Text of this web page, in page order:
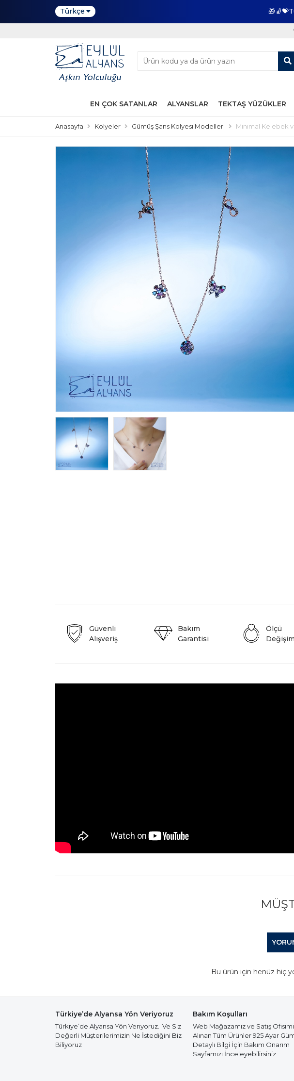
Türkçe
EN ÇOK SATANLAR ALYANSLAR TEKTAŞ YÜZÜKLER
Anasayfa Kolyeler Gümüş Şans Kolyesi Modelleri Minimal Kelebek
Güvenli
Alışveriş
Bakım
Garantisi
Ölçü
Bu ürün için henüz hiç
Türkiye’de Alyansa Yön Veriyoruz
Türkiye’de Alyansa Yön Veriyoruz. Ve Siz
Değerli Müşterilerimizin Ne İstediğini Biz
Biliyoruz
Bakım Koşulları
Web Mağazamız ve Satış
Alınan Tüm Ürünler 925 Ayar
Detaylı Bilgi İçin Bakım Onarım
Sayfamızı İnceleyebilirsiniz